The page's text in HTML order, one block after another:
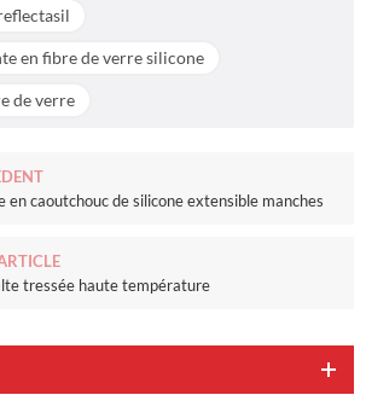
en fibre de verre silicone
de verre
en caoutchouc de silicone extensible manches
tressée haute température